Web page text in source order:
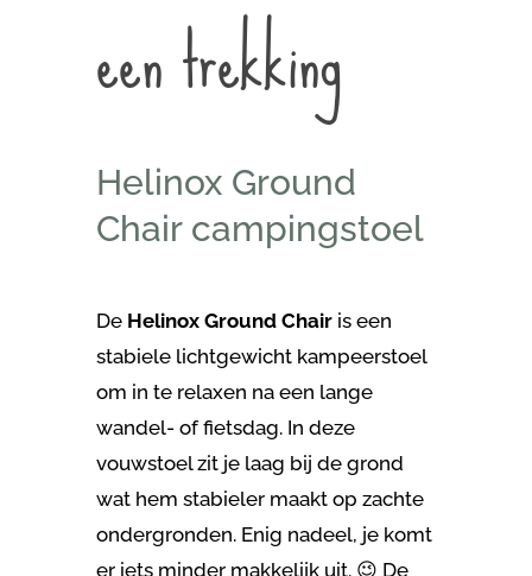
een trekking
Helinox Ground
Chair campingstoel
De Helinox Ground Chairis een
stabiele lichtgewicht kampeerstoel
om in te relaxen na een lange
wandel- of fietsdag. In deze
vouwstoel zit je laag bij de grond
wat hem stabieler maakt op zachte
ondergronden. Enig nadeel, je komt
er iets minder makkelijk uit. 😉 De